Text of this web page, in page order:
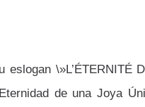
\»L’ÉTERNITÉ
de una Joya